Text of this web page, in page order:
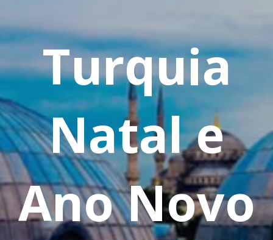
Turquia
Natal e
Ano Novo